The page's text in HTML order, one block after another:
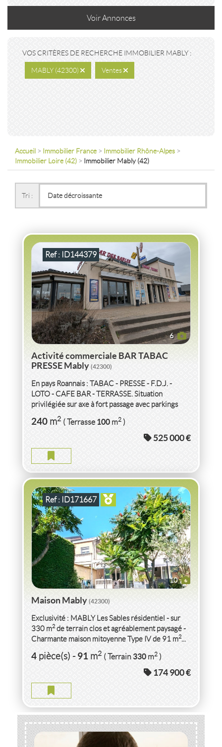
VoirAnnonces
VOS CRITÈRES DE RECHERCHE IMMOBILIER MABLY :
MABLY (42300) Ventes
Accueil > Immobilier France > Immobilier Rhône-Alpes >
Immobilier Loire (42) > Immobilier Mably (42)
Tri :
6
Ref : ID144379
VENTEACTIVITÉ COMMERCIALEBAR TABAC
Activité commerciale BAR TABAC
PRESSE Mably(42300)
En pays Roannais : TABAC - PRESSE - F.D.J. -
LOTO - CAFE BAR - TERRASSE. Situation
privilégiée sur axe à fort passage avec parkings
privatifs - Affaire hyper saine...
240m2 ( Terrasse100m2)
525 000 €
10
Ref : ID171667
VENTEMAISON MABLY(42300)
MAISON MABLY
4pièce(s)-91m2 ( Terrain330m2)
Maison Mably(42300)
Exclusivité : MABLY Les Sables résidentiel - sur
330 m2de terrain clos et agréablement paysagé -
Charmante maison mitoyenne Type IV de 91 m2...
4pièce(s)-91m2 ( Terrain330m2)
174 900 €